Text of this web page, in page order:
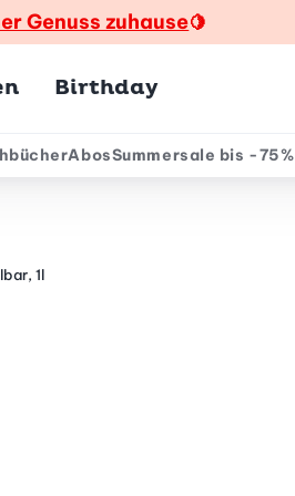
Genuss zuhause🍋
Birthday
AbosSummersale bis -75%
1l